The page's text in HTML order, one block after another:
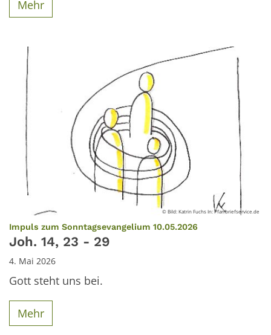
Mehr
© Bild: Katrin Fuchs In: Pfarrbriefservice.de
Impuls zum Sonntagsevangelium 10.05.2026
Joh. 14, 23 - 29
4. Mai 2026
Gott steht uns bei.
Mehr